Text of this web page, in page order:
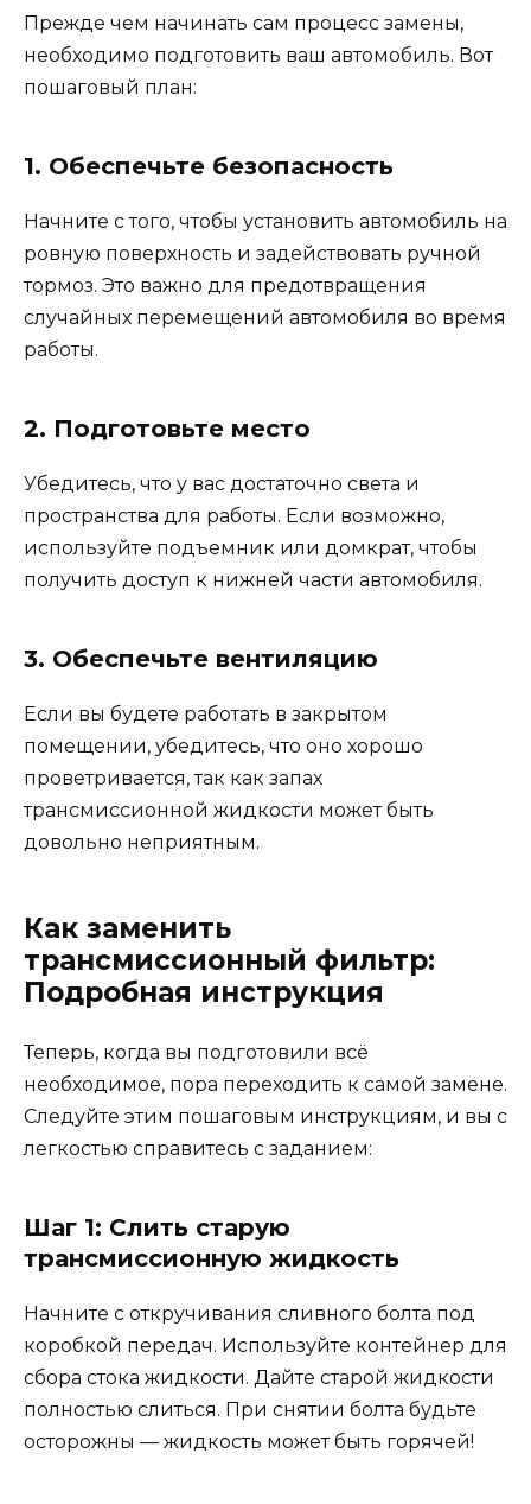
Прежде чем начинать сам процесс замены,
необходимо подготовить ваш автомобиль. Вот
пошаговый план:
1. Обеспечьте безопасность
Начните с того, чтобы установить автомобиль на
ровную поверхность и задействовать ручной
тормоз. Это важно для предотвращения
случайных перемещений автомобиля во время
работы.
2. Подготовьте место
Убедитесь, что у вас достаточно света и
пространства для работы. Если возможно,
используйте подъемник или домкрат, чтобы
получить доступ к нижней части автомобиля.
3. Обеспечьте вентиляцию
Если вы будете работать в закрытом
помещении, убедитесь, что оно хорошо
проветривается, так как запах
трансмиссионной жидкости может быть
довольно неприятным.
Как заменить
трансмиссионный фильтр:
Подробная инструкция
Теперь, когда вы подготовили всё
необходимое, пора переходить к самой замене.
Следуйте этим пошаговым инструкциям, и вы с
легкостью справитесь с заданием:
Шаг 1: Слить старую
трансмиссионную жидкость
Начните с откручивания сливного болта под
коробкой передач. Используйте контейнер для
сбора стока жидкости. Дайте старой жидкости
полностью слиться. При снятии болта будьте
осторожны — жидкость может быть горячей!